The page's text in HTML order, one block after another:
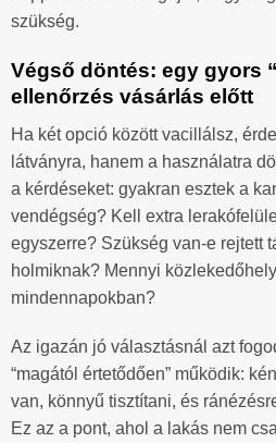
szükség.
Végső döntés: egy gyors
ellenőrzés vásárlás előtt
Ha két opció között vacillálsz,
látványra, hanem a használatra
a kérdéseket: gyakran esztek a
vendégség? Kell extra
egyszerre? Szükség van-e rejtett
holmiknak? Mennyi
mindennapokban?
Az igazán jó választásnál azt
“magától értetődően” működik:
van, könnyű tisztítani, és
Ez az a pont, ahol a lakás nem